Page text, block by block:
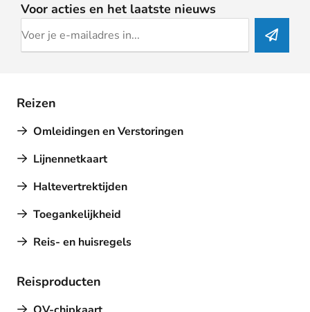
Voor acties en het laatste nieuws
Reizen
Omleidingen en Verstoringen
Lijnennetkaart
Haltevertrektijden
Toegankelijkheid
Reis- en huisregels
Reisproducten